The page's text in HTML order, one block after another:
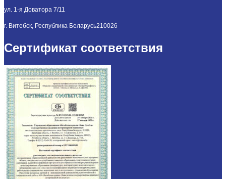
ул. 1-я Доватора 7/11
г. Витебск, Республика Беларусь210026
Сертификат соответствия